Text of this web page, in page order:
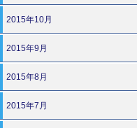
2015年10月
2015年9月
2015年8月
2015年7月